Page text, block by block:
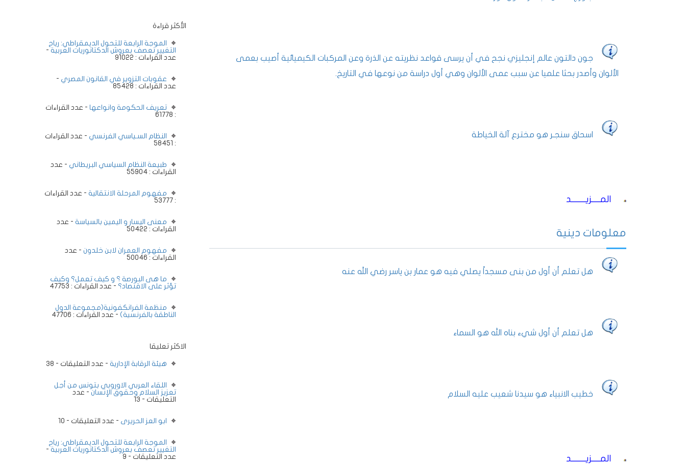
جون دالتون عالم إنجليزي نجح في أن يرسى قواعد نظريته عن الذرة وعن المركبات الكيميائية أصيب بعمى
الألوان وأصدر بحثا علميا عن سبب عمى الألوان وهي أول دراسة من نوعها في التاريخ.
اسحاق سنجـر هو مخترع آلة الخياطة
المــــزيـــــــد
معلومات دينية
هل تعلم أن أول من بنى مسجداً يصلي فيه هو عمار بن ياسر رضي الله عنه
هل تعلم أن أول شيء بناه الله هو السماء
خطيب الانبياء هو سيدنا شعيب عليه السلام
المــــزيـــــــد
الأكثر قراءة
الموجة الرابعة للتحول الديمقراطي: رياح
التغيير تعصف بعروش الدكتاتوريات العربية -
عدد القراءات : 91022
عقوبات التزوير في القانون المصري -
عدد القراءات : 85428
تعريف الحكومة وانواعها - عدد القراءات
: 61778
النظام السـياسي الفرنسي - عدد القراءات
: 58451
طبيعة النظام السياسي البريطاني - عدد
القراءات : 55904
مفهوم المرحلة الانتقالية - عدد القراءات
: 53777
معنى اليسار و اليمين بالسياسة - عدد
القراءات : 50422
مفهوم العمران لابن خلدون - عدد
القراءات : 50046
ما هى البورصة ؟ و كيف تعمل؟ وكيف
تؤثر على الاقتصاد؟ - عدد القراءات : 47753
منظمة الفرانكفونية(مجموعة الدول
الناطقة بالفرنسية) - عدد القراءات : 47706
الاكثر تعليقا
هيئة الرقابة الإدارية - عدد التعليقات - 38
اللقاء العربي الاوروبي بتونس من أجل
تعزيز السلام وحقوق الإنسان - عدد
التعليقات - 13
ابو العز الحريرى - عدد التعليقات - 10
الموجة الرابعة للتحول الديمقراطي: رياح
التغيير تعصف بعروش الدكتاتوريات العربية -
عدد التعليقات - 9